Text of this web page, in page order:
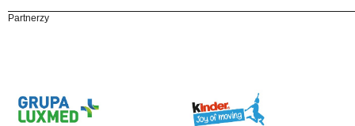
Partnerzy